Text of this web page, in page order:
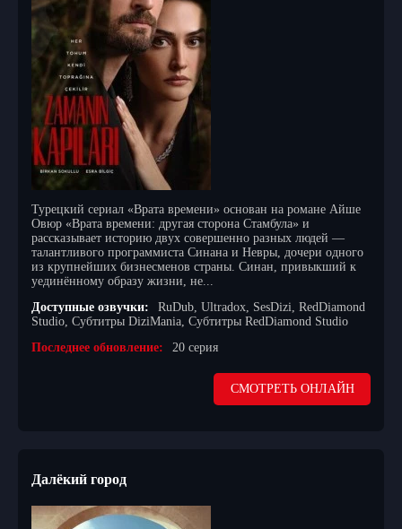
Турецкий сериал «Врата времени» основан на романе Айше
Овюр «Врата времени: другая сторона Стамбула» и
рассказывает историю двух совершенно разных людей —
талантливого программиста Синана и Невры, дочери одного
из крупнейших бизнесменов страны. Синан, привыкший к
уединённому образу жизни, не...
Доступные озвучки:
RuDub, Ultradox, SesDizi, RedDiamond
Studio, Субтитры DiziMania, Субтитры RedDiamond Studio
Последнее обновление:
20 серия
СМОТРЕТЬ ОНЛАЙН
Далёкий город